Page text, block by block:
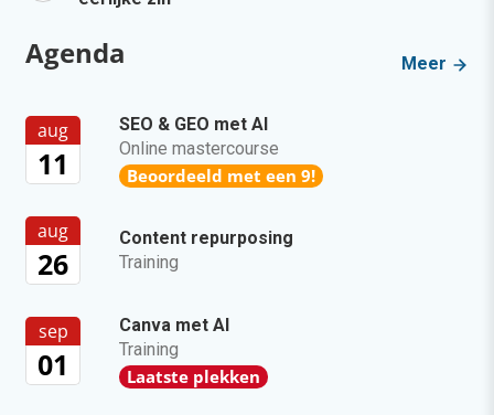
Agenda Meer
aug
11
SEO & GEO met AI
Online mastercourse
Beoordeeld met een 9!
aug
26
Content repurposing
Training
sep
01
Canva met AI
Training
Laatste plekken